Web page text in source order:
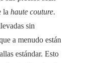
la haute couture.
sin
a menudo están
estándar. Esto